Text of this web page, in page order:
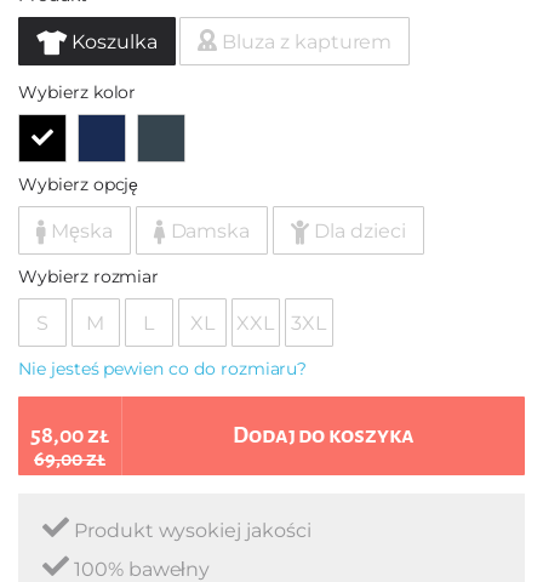
Koszulka Bluza z kapturem
Wybierz kolor
Wybierz opcję
Męska Damska Dla dzieci
Wybierz rozmiar
S M L XL XXL 3XL
Nie jesteś pewien co do rozmiaru?
58,00 zł
69,00 zł
Dodaj do koszyka
Produkt wysokiej jakości
100% bawełny